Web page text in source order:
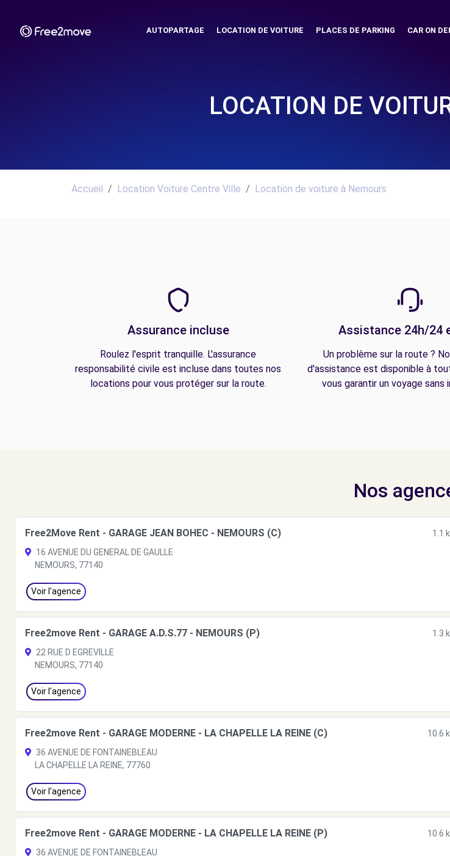
AUTOPARTAGE LOCATION DE VOITURE PLACES DE PARKING CAR ON
LOCATION DE
Accueil Location Voiture Centre Ville Location de voiture à Nemours
Assurance incluse
Roulez l'esprit tranquille. L'assurance
responsabilité civile est incluse dans toutes nos
locations pour vous protéger sur la route.
Assistance 24h/24
Un problème sur la route ?
d'assistance est disponible à
vous garantir un voyage sans
Nos
Free2Move Rent - GARAGE JEAN BOHEC - NEMOURS (C)
1.1
16 AVENUE DU GENERAL DE GAULLE
NEMOURS, 77140
Voir l'agence
Free2move Rent - GARAGE A.D.S.77 - NEMOURS (P)
1.3
22 RUE D EGREVILLE
NEMOURS, 77140
Voir l'agence
Free2move Rent - GARAGE MODERNE - LA CHAPELLE LA REINE (C)
10.6
36 AVENUE DE FONTAINEBLEAU
LA CHAPELLE LA REINE, 77760
Voir l'agence
Free2move Rent - GARAGE MODERNE - LA CHAPELLE LA REINE (P)
10.6
36 AVENUE DE FONTAINEBLEAU